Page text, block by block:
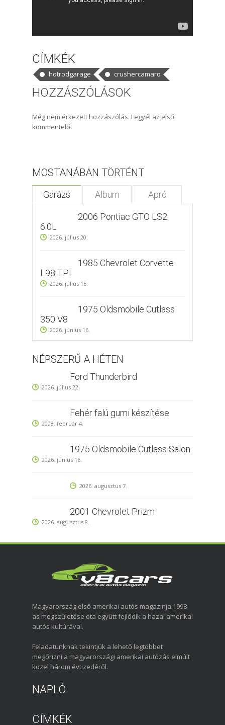
CÍMKÉK
hotrodgarage crushercamaro
HOZZÁSZÓLÁSOK
Még nem érkezett hozzászólás. Legyél az első
kommentelő!
MOSTANÁBAN TÖRTÉNT
Garázs Album Apró
2006 Pontiac GTO LS2
6.0L
2026. július 20.
1985 Chevrolet Corvette
L98 TPI
2026. július 15.
1975 Oldsmobile Cutlass
350 V8
2026. június 16.
NÉPSZERŰ A HÉTEN
Ford Thunderbird
2026. július 22.
Fehér falú gumi készítése
2008. február 4.
1975 Oldsmobile Cutlass Salon
2026. június 16.
2026. augusztus 7.
2001 Chevrolet Prizm
2026. augusztus 8.
Magyarország első amerikai autós magazinja 1998-
as megszületése óta együtt fejlődik a hazai amerikai
autós kultúrával.
Feladatunknak tekintjük a lehető legtöbbet
megőrizni a magyarországi amerikai autózás elmúlt
közel három évtizedéről.
NAPLÓ
CÍMKÉK